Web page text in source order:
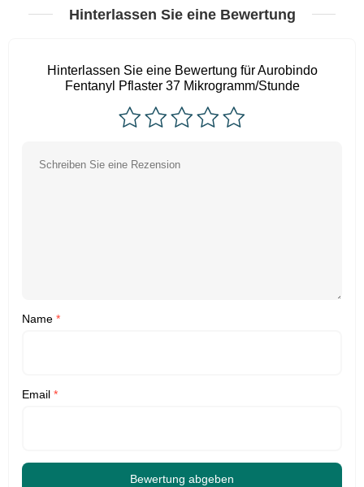
Hinterlassen Sie eine Bewertung
Hinterlassen Sie eine Bewertung für Aurobindo
Fentanyl Pflaster 37 Mikrogramm/Stunde
Name *
Email *
Bewertung abgeben